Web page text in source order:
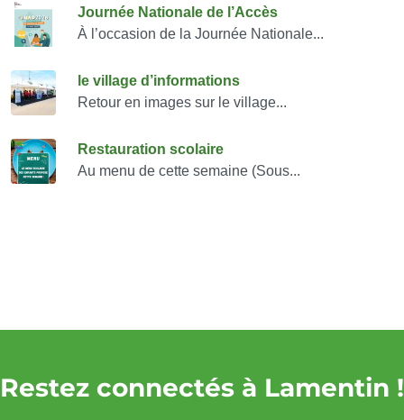
Consulter également
Journée Nationale de l’Accès
À l’occasion de la Journée Nationale...
le village d’informations
Retour en images sur le village...
Restauration scolaire
Au menu de cette semaine (Sous...
Restez connectés à Lamentin !